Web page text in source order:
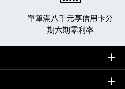
單筆滿八千元享信用卡分
期六期零利率